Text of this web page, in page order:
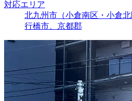
対応エリア
北九州市（小倉南区・小倉
行橋市、京都郡